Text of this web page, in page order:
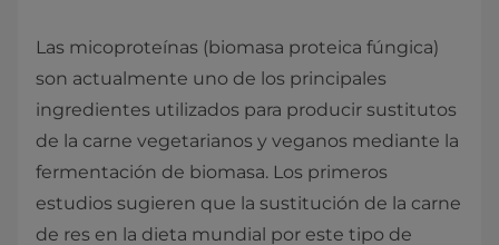
Las micoproteínas (biomasa proteica fúngica)
son actualmente uno de los principales
ingredientes utilizados para producir sustitutos
de la carne vegetarianos y veganos mediante la
fermentación de biomasa. Los primeros
estudios sugieren que la sustitución de la carne
de res en la dieta mundial por este tipo de